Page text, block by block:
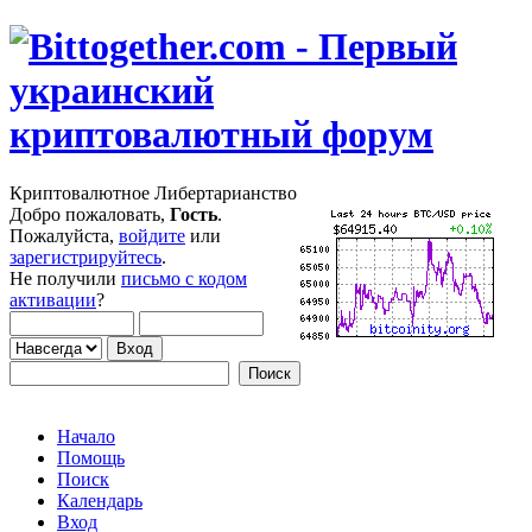
Криптовалютное Либертарианство
Добро пожаловать, Гость.
Пожалуйста, войдите или
зарегистрируйтесь.
Не получили письмо с кодом
активации?
Начало
Помощь
Поиск
Календарь
Вход